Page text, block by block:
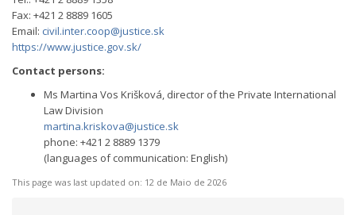
Fax: +421 2 8889 1605
Email: civil.inter.coop@justice.sk
https://www.justice.gov.sk/
Contact persons:
Ms Martina Vos Krišková, director of the Private International
Law Division
martina.kriskova@justice.sk
phone: +421 2 8889 1379
(languages of communication: English)
This page was last updated on: 12 de Maio de 2026